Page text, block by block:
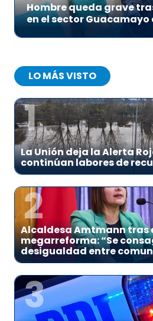
Hombre queda grave
en el sector
LO MÁS VISTO
1
La Unión deja la Alerta
continúan labores de
2
Alcaldesa Amtmann tras
megarreforma: “Se
desigualdad entre
3